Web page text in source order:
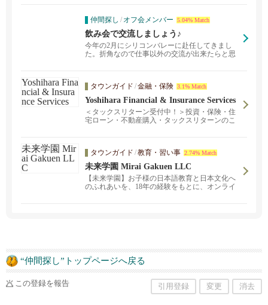
仲間探し / オフ会メンバー 5.04% Match
飲み会で交流しましょう♪
今年の2月にシリコンバレーに赴任してきまし
た。折角なので仕事以外の交流が出来たらと思
タウンガイド /金融・保険 3.1% Match
Yoshihara Financial & Insurance Services
＜タックスリターン受付中！＞投資・保険・住
宅ローン・不動産購入・タックスリターンのこ
産設計のアドバイスを行わせていただきます。
資産運用、保険、不動産、相続など、人が生き
る上でお金が関わる場面は多々ありますが、そ
れらに適切な助言を行わせていただきます。
タウンガイド /教育・習い事 2.74% Match
未来学園 Mirai Gakuen LLC
【未来学園】お子様の日本語教育と日本文化へ
のふれあいを、18年の経験をもとに、オンライ
“仲間探し”トップページへ戻る
この登録を報告 引用登録 変更 消去